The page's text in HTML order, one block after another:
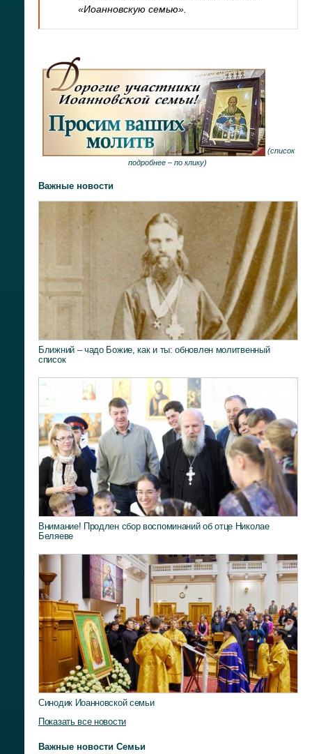
«Иоанновскую семью».
(список
подробнее – по клику)
Важные новости
Ближний – чадо Божие, как и ты: обновлен молитвенный
список
Внимание! Продлен сбор воспоминаний об отце Николае
Беляеве
Синодик Иоанновской семьи
Показать все новости
Важные новости Семьи